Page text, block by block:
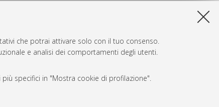
che potrai attivare solo con il tuo consenso.
e analisi dei comportamenti degli utenti.
specifici in "Mostra cookie di profilazione".